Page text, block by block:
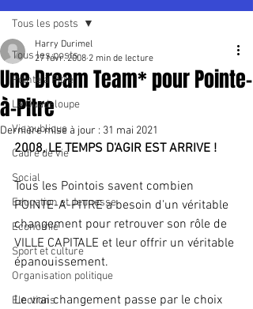
Tous les posts
Pointe à Pitre
La Guadeloupe
Vie publique
Cadre de vie
Social
Education et Jeunesse
Economie
Sport et culture
Organisation politique
Elections
Tous les posts
Une Dream Team* pour Pointe-
à-Pitre
Harry Durimel
27 févr. 2008 2 min de lecture
Dernière mise à jour : 31 mai 2021
2008, LE TEMPS D'AGIR EST ARRIVE !
Tous les Pointois savent combien
POINTE-A-PITRE a besoin d'un véritable
changement pour retrouver son rôle de
VILLE CAPITALE et leur offrir un véritable
épanouissement.
Le vrai changement passe par le choix